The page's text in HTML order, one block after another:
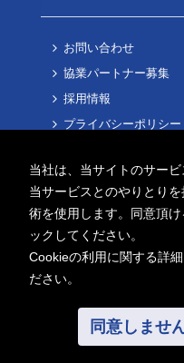
当社は、当サイトのサー
当サービスとのやりとり
術を使用します。同意頂
ックしてください。
Cookieの利用に関する詳
ださい。
同意しませ
お問い合わせ
協業パートナー募集
採用情報
プライバシーポリシー
Copyright ©2026